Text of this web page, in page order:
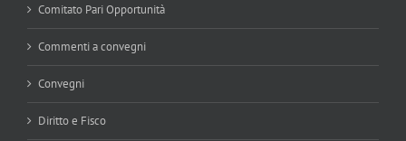
Comitato Pari Opportunità
Commenti a convegni
Convegni
Diritto e Fisco